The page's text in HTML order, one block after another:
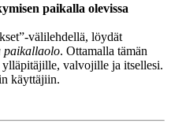
paikalla olevissa
välilehdellä, löydät
paikallaolo. Ottamalla tämän
valvojille ja itsellesi.
käyttäjiin.